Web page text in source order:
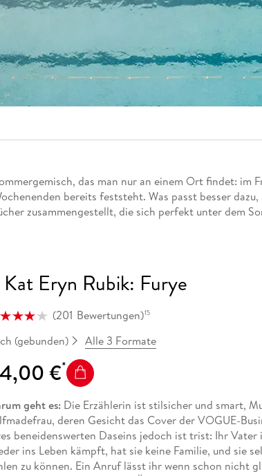
Fremdsprachige Bücher
Fiction
Hörbuch Downloads im Bundle
das man nur an einem Ort findet: im
bereits feststeht. Was passt besser
zusammengestellt, die sich perfekt unter dem
Kat Eryn Rubik: Furye
(201 Bewertungen)15
(gebunden) Alle 3 Formate
€
geht es:Die Erzählerin ist stilsicher und smart,
deren Gesicht das Cover der VOGUE-
beneidenswerten Daseins jedoch ist trist: Ihr
ins Leben kämpft, hat sie keine Familie, und sie
zu können. Ein Anruf lässt ihr wenn schon nicht